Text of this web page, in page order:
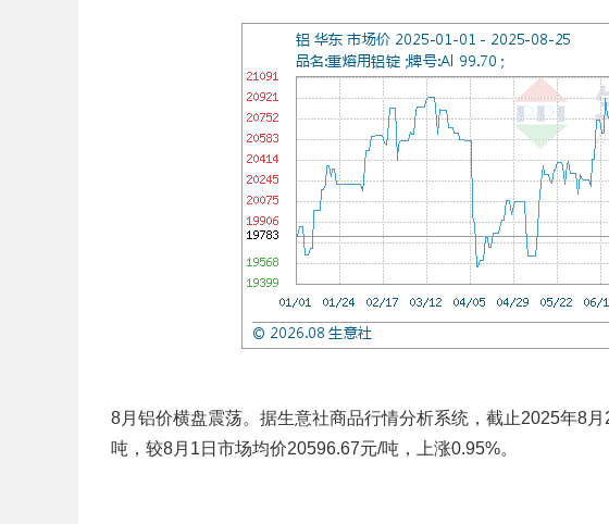
8月铝价横盘震荡。据生意社商品行情分析系统，截止2025年8
吨，较8月1日市场均价20596.67元/吨，上涨0.95%。